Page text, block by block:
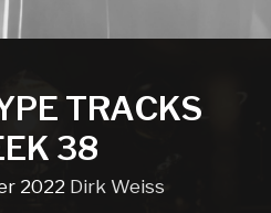
TRACKS
38
2022 Dirk Weiss